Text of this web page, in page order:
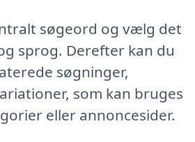
søgeord og vælg det
sprog. Derefter kan du
søgninger,
som kan bruges
eller annoncesider.